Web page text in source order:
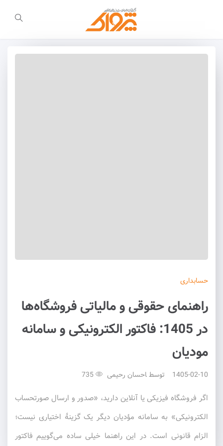
حسابداری
راهنمای حقوقی و مالیاتی فروشگاه‌ها
در 1405: فاکتور الکترونیکی و سامانه
مودیان
1405-02-10 توسط احسان رحیمی
اگر فروشگاه فیزیکی یا آنلاین دارید، «صدور و ارسال صورتحساب
الکترونیکی» به سامانه مؤدیان دیگر یک گزینهٔ اختیاری نیست؛
الزام قانونی است. در این راهنما خیلی ساده می‌گوییم فاکتور